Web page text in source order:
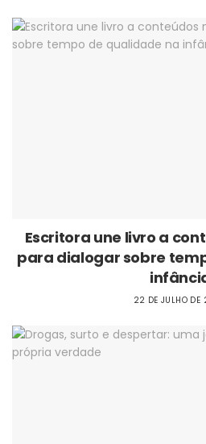
Escritora une livro a
para dialogar sobre
22 DE JULHO